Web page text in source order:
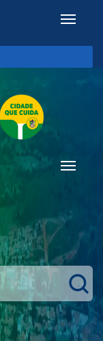
Toggle
Toggle